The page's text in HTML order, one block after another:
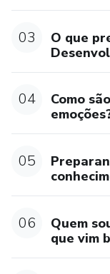
pelo Zoon, no
com divulgação
03
O que
04
Como
05
06
Quem
que vim